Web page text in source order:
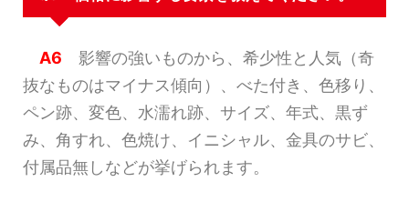
A6 影響の強いものから、希少性と人気（奇
抜なものはマイナス傾向）、べた付き、色移り、
ペン跡、変色、水濡れ跡、サイズ、年式、黒ず
み、角すれ、色焼け、イニシャル、金具のサビ、
付属品無しなどが挙げられます。